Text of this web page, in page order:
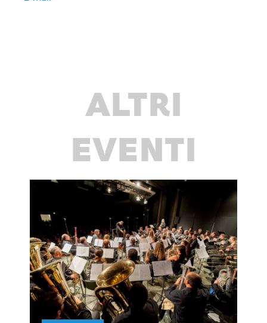
ALTRI
EVENTI